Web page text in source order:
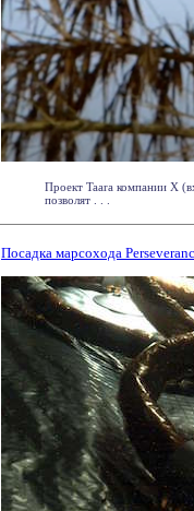
Проект Taara компании X
позволят . . .
Посадка марсохода